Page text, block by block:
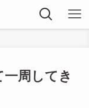
一周してき